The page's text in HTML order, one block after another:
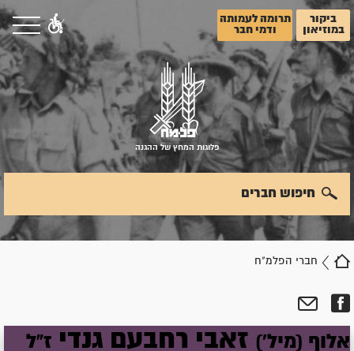
ביקור
במוזיאון
תרומה לעמותה
ודמי חבר
פלוגות המחץ של ההגנה
חברי הפלמ"ח
חיפוש חברים
אלוף (מיל') זאבי רחבעם גנדי ז"ל